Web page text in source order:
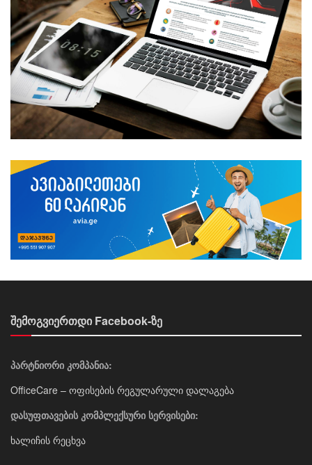
შემოგვიერთდი Facebook-ზე
პარტნიორი კომპანია:
OfficeCare – ოფისების რეგულარული დალაგება
დასუფთავების კომპლექსური სერვისები:
ხალიჩის რეცხვა